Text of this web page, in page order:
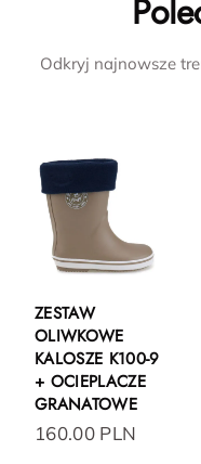
Odkryj najnowsze
ZESTAW
OLIWKOWE
KALOSZE K100-9
+ OCIEPLACZE
GRANATOWE
160.00 PLN